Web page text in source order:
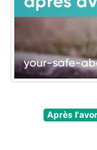
Après